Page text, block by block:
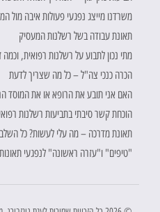
משרדנו מייצג נפגעי פעולות איבה מול
תאונת עבודה בשל רשלנות המעסיק
מתי נכון לתבוע על רשלנות רפואית, וכמה
הכרה כנכי צה"ל – כל מה שצריך לדעת
האם אני תובע את הרופא או את המוסד
הוכחת קשר סיבתי בתביעות רשלנות
תאונת מדרכה – מה עלי לעשות? כל
"טיפים" ו"עזרה ראשונה" לנפגעי